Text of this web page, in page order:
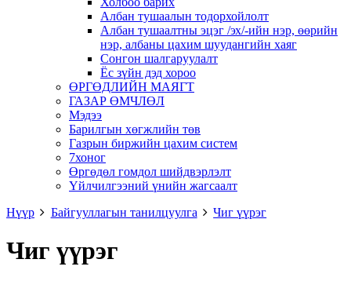
Албан тушаалын тодорхойлолт
Албан тушаалтны эцэг /эх/-ийн нэр, өөрийн
нэр, албаны цахим шуудангийн хаяг
Сонгон шалгаруулалт
Ёс зүйн дэд хороо
ӨРГӨДЛИЙН МАЯГТ
ГАЗАР ӨМЧЛӨЛ
Мэдээ
Барилгын хөгжлийн төв
Газрын биржийн цахим систем
7хоног
Өргөдөл гомдол шийдвэрлэлт
Үйлчилгээний үнийн жагсаалт
Нүүр
Байгууллагын танилцуулга Чиг үүрэг
Чиг үүрэг